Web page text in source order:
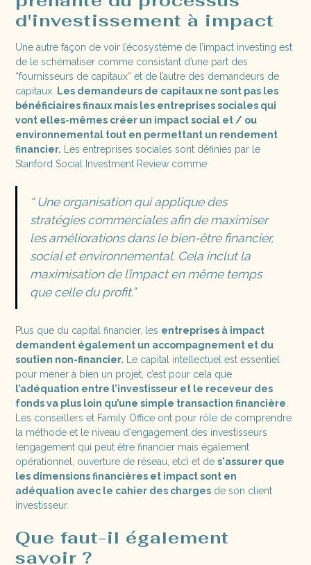
d'investissement à impact
Une autre façon de voir l’écosystème de l’impact investing est
de le schématiser comme consistant d’une part des
“fournisseurs de capitaux” et de l’autre des demandeurs de
capitaux. Les demandeurs de capitaux ne sont pas les
bénéficiaires finaux mais les entreprises sociales qui
vont elles-mêmes créer un impact social et / ou
environnemental tout en permettant un rendement
financier. Les entreprises sociales sont définies par le
Stanford Social Investment Review comme
“ Une organisation qui applique des
stratégies commerciales afin de maximiser
les améliorations dans le bien-être financier,
social et environnemental. Cela inclut la
maximisation de l’impact en même temps
que celle du profit.”
Plus que du capital financier, les entreprises à impact
demandent également un accompagnement et du
soutien non-financier. Le capital intellectuel est essentiel
pour mener à bien un projet, c’est pour cela que
l’adéquation entre l’investisseur et le receveur des
fonds va plus loin qu’une simple transaction financière
Les conseillers et Family Office ont pour rôle de comprendre
la méthode et le niveau d'engagement des investisseurs
(engagement qui peut être financier mais également
opérationnel, ouverture de réseau, etc) et des'assurer que
les dimensions financières et impact sont en
adéquation avec le cahier des charges de son client
investisseur.
Que faut-il également
savoir ?